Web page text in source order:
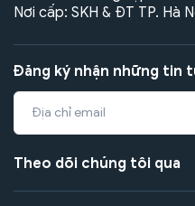
Nơi cấp: SKH & ĐT TP. Hà
Đăng ký nhận những tin
Theo dõi chúng tôi qua